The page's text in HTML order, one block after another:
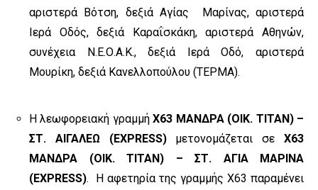
αριστερά Βότση, δεξιά Αγίας Μαρίνας, αριστερά
Ιερά Οδός, δεξιά Καραΐσκάκη, αριστερά Αθηνών,
συνέχεια Ν.Ε.Ο.Α.Κ., δεξιά Ιερά Οδό, αριστερά
Μουρίκη, δεξιά Κανελλοπούλου (ΤΕΡΜΑ).
Η λεωφορειακή γραμμήΧ63 ΜΑΝΔΡΑ (ΟΙΚ. ΤΙΤΑΝ) –
ΣΤ. ΑΙΓΑΛΕΩ (EXPRESS)μετονομάζεται σεΧ63
ΜΑΝΔΡΑ (ΟΙΚ. ΤΙΤΑΝ) – ΣΤ. ΑΓΙΑ ΜΑΡΙΝΑ
(EXPRESS). Η αφετηρία της γραμμής Χ63 παραμένει